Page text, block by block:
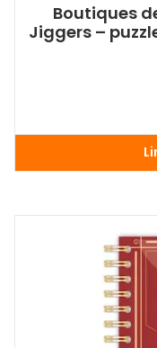
Boutiques
Jiggers –